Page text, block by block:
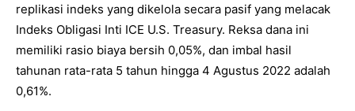
replikasi indeks yang dikelola secara pasif yang melacak
Indeks Obligasi Inti ICE U.S. Treasury. Reksa dana ini
memiliki rasio biaya bersih 0,05%, dan imbal hasil
tahunan rata-rata 5 tahun hingga 4 Agustus 2022 adalah
0,61%.